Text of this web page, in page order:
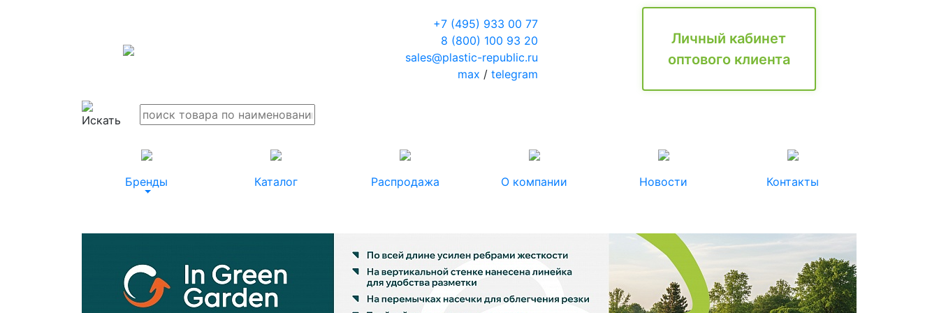
+7 (495) 933 00 77
8 (800) 100 93 20
sales@plastic-republic.ru
max / telegram
Личный кабинет
оптового клиента
Бренды Каталог Распродажа О компании Новости Контакты